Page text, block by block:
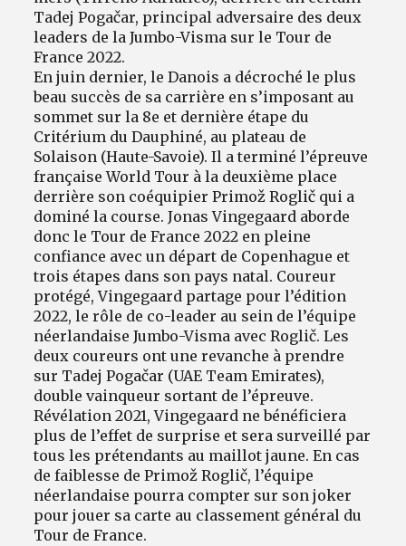
Tadej Pogačar, principal adversaire des deux
leaders de la Jumbo-Visma sur le Tour de
France 2022.
En juin dernier, le Danois a décroché le plus
beau succès de sa carrière en s’imposant au
sommet sur la 8e et dernière étape du
Critérium du Dauphiné, au plateau de
Solaison (Haute-Savoie). Il a terminé l’épreuve
française World Tour à la deuxième place
derrière son coéquipier Primož Roglič qui a
dominé la course. Jonas Vingegaard aborde
donc le Tour de France 2022 en pleine
confiance avec un départ de Copenhague et
trois étapes dans son pays natal. Coureur
protégé, Vingegaard partage pour l’édition
2022, le rôle de co-leader au sein de l’équipe
néerlandaise Jumbo-Visma avec Roglič. Les
deux coureurs ont une revanche à prendre
sur Tadej Pogačar (UAE Team Emirates),
double vainqueur sortant de l’épreuve.
Révélation 2021, Vingegaard ne bénéficiera
plus de l’effet de surprise et sera surveillé par
tous les prétendants au maillot jaune. En cas
de faiblesse de Primož Roglič, l’équipe
néerlandaise pourra compter sur son joker
pour jouer sa carte au classement général du
Tour de France.